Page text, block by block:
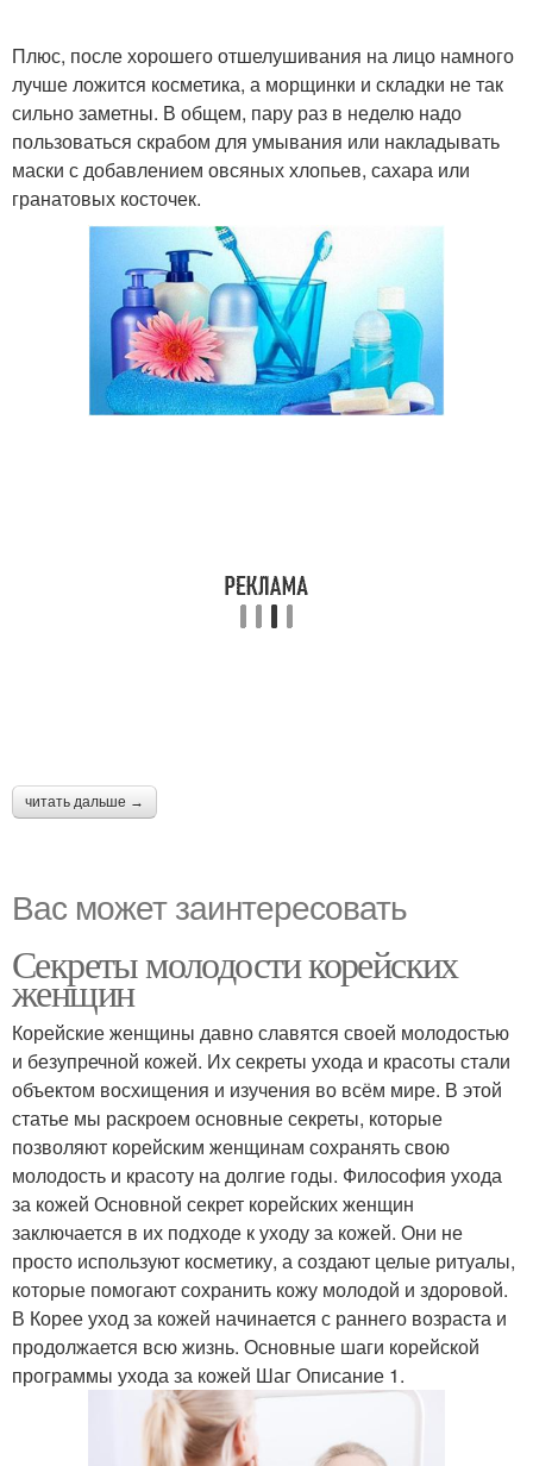
Плюс, после хорошего отшелушивания на лицо намного
лучше ложится косметика, а морщинки и складки не так
сильно заметны. В общем, пару раз в неделю надо
пользоваться скрабом для умывания или накладывать
маски с добавлением овсяных хлопьев, сахара или
гранатовых косточек.
читать дальше →
Вас может заинтересовать
Секреты молодости корейских
женщин
Корейские женщины давно славятся своей молодостью
и безупречной кожей. Их секреты ухода и красоты стали
объектом восхищения и изучения во всём мире. В этой
статье мы раскроем основные секреты, которые
позволяют корейским женщинам сохранять свою
молодость и красоту на долгие годы. Философия ухода
за кожей Основной секрет корейских женщин
заключается в их подходе к уходу за кожей. Они не
просто используют косметику, а создают целые ритуалы,
которые помогают сохранить кожу молодой и здоровой.
В Корее уход за кожей начинается с раннего возраста и
продолжается всю жизнь. Основные шаги корейской
программы ухода за кожей Шаг Описание 1.